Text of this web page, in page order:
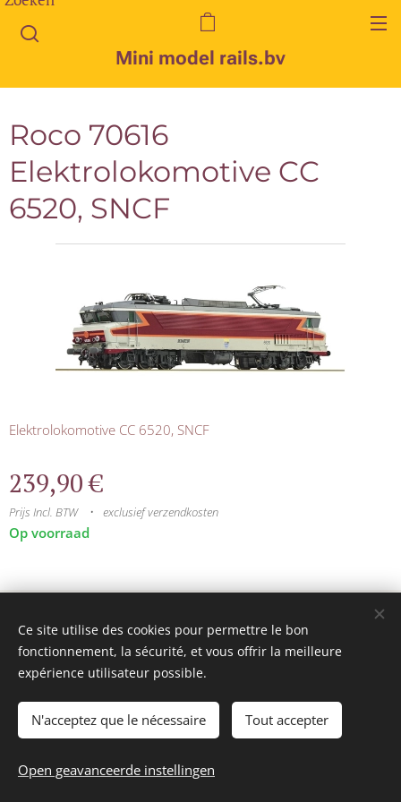
Mini model rails.bv
Roco 70616
Elektrolokomotive CC
6520, SNCF
Elektrolokomotive CC 6520, SNCF
239,90€
Prijs Incl. BTW exclusief verzendkosten
Op voorraad
Toevoegen aan de winkelwagen
mini model rails
Talen
Français
Nederlands
Ce site utilise des cookies pour permettre le bon
fonctionnement, la sécurité, et vous offrir la meilleure
expérience utilisateur possible.
N'acceptez que le nécessaire Tout accepter
Open geavanceerde instellingen